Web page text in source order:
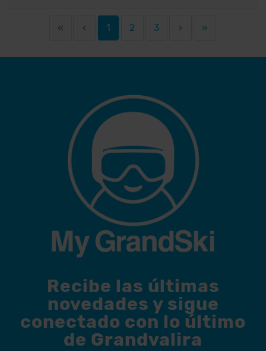
« ‹ 1 2 3 › »
Recibe las últimas
novedades y sigue
conectado con lo último
de Grandvalira